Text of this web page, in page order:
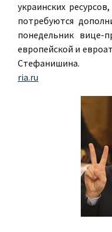
украинских
потребуются
понедельник вице-
европейской и
Стефанишина.
ria.ru